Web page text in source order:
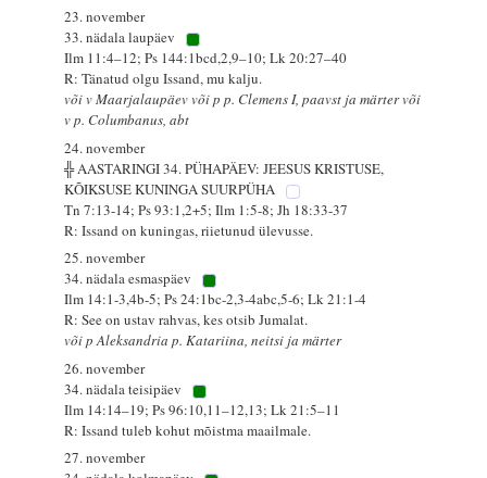
23. november
33. nädala laupäev
Ilm 11:4–12; Ps 144:1bcd,2,9–10; Lk 20:27–40
R: Tänatud olgu Issand, mu kalju.
või v Maarjalaupäev või p p. Clemens I, paavst ja märter või
v p. Columbanus, abt
24. november
╬ AASTARINGI 34. PÜHAPÄEV: JEESUS KRISTUSE,
KÕIKSUSE KUNINGA SUURPÜHA
Tn 7:13-14; Ps 93:1,2+5; Ilm 1:5-8; Jh 18:33-37
R: Issand on kuningas, riietunud ülevusse.
25. november
34. nädala esmaspäev
Ilm 14:1-3,4b-5; Ps 24:1bc-2,3-4abc,5-6; Lk 21:1-4
R: See on ustav rahvas, kes otsib Jumalat.
või p Aleksandria p. Katariina, neitsi ja märter
26. november
34. nädala teisipäev
Ilm 14:14–19; Ps 96:10,11–12,13; Lk 21:5–11
R: Issand tuleb kohut mõistma maailmale.
27. november